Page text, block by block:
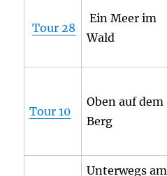
Tour 28
Ein Meer im
Wald
Tour 10
Oben auf dem
Berg
Unterwegs am